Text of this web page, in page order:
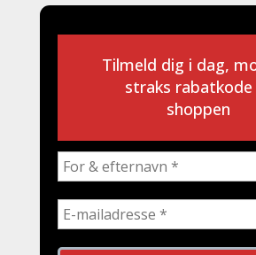
Tilmeld dig i dag,
straks
shoppen